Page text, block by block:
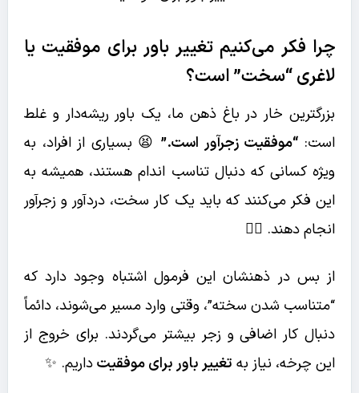
چرا فکر می‌کنیم تغییر باور برای موفقیتیا
لاغری “سخت” است؟
بزرگترین خار در باغ ذهن ما، یک باور ریشه‌دار و غلط
است: “موفقیت زجرآور است.”😫 بسیاری از افراد، به
ویژه کسانی که دنبال تناسب اندام هستند، همیشه به
این فکر می‌کنند که باید یک کار سخت، دردآور و زجرآور
انجام دهند. 🏋️‍♂️
از بس در ذهنشان این فرمول اشتباه وجود دارد که
“متناسب شدن سخته”، وقتی وارد مسیر می‌شوند، دائماً
دنبال کار اضافی و زجر بیشتر می‌گردند. برای خروج از
این چرخه، نیاز به تغییر باور برای موفقیتداریم. ✨